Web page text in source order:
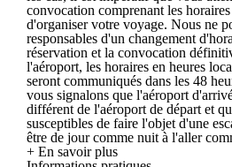
convocation comprenant les
d'organiser votre voyage. Nous ne
responsables d'un changement
réservation et la convocation
l'aéroport, les horaires en heures
seront communiqués dans les 48
vous signalons que l'aéroport
différent de l'aéroport de départ et
susceptibles de faire l'objet d'une
être de jour comme nuit à l'aller
+ En savoir plus